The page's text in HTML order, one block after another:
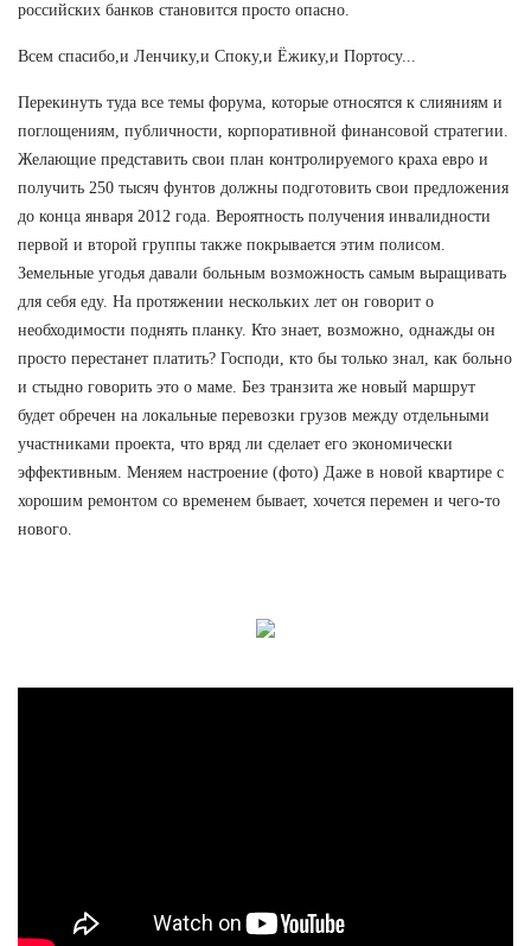
российских банков становится просто опасно.
Всем спасибо,и Ленчику,и Споку,и Ёжику,и Портосу...
Перекинуть туда все темы форума, которые относятся к слияниям и
поглощениям, публичности, корпоративной финансовой стратегии.
Желающие представить свои план контролируемого краха евро и
получить 250 тысяч фунтов должны подготовить свои предложения
до конца января 2012 года. Вероятность получения инвалидности
первой и второй группы также покрывается этим полисом.
Земельные угодья давали больным возможность самым выращивать
для себя еду. На протяжении нескольких лет он говорит о
необходимости поднять планку. Кто знает, возможно, однажды он
просто перестанет платить? Господи, кто бы только знал, как больно
и стыдно говорить это о маме. Без транзита же новый маршрут
будет обречен на локальные перевозки грузов между отдельными
участниками проекта, что вряд ли сделает его экономически
эффективным. Меняем настроение (фото) Даже в новой квартире с
хорошим ремонтом со временем бывает, хочется перемен и чего-то
нового.